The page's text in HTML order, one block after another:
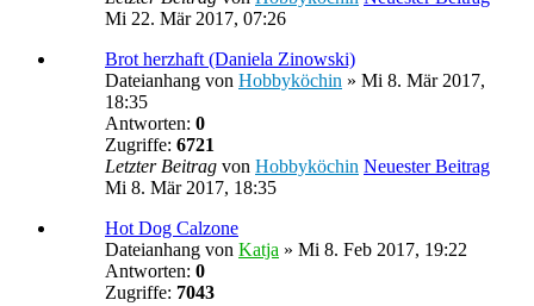
Mi 22. Mär 2017, 07:26
Brot herzhaft (Daniela Zinowski)
Dateianhang von Hobbyköchin » Mi 8. Mär 2017,
18:35
Antworten: 0
Zugriffe: 6721
Letzter Beitrag von Hobbyköchin Neuester Beitrag
Mi 8. Mär 2017, 18:35
Hot Dog Calzone
Dateianhang von Katja » Mi 8. Feb 2017, 19:22
Antworten: 0
Zugriffe: 7043